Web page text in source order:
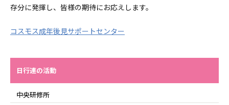
存分に発揮し、皆様の期待にお応えします。
コスモス成年後見サポートセンター
日行連の活動
中央研修所